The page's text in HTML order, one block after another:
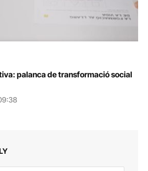
palanca de transformació social